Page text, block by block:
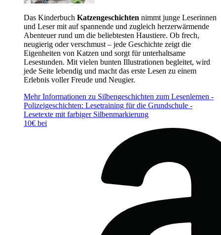
Das Kinderbuch Katzengeschichten nimmt junge Leserinnen
und Leser mit auf spannende und zugleich herzerwärmende
Abenteuer rund um die beliebtesten Haustiere. Ob frech,
neugierig oder verschmust – jede Geschichte zeigt die
Eigenheiten von Katzen und sorgt für unterhaltsame
Lesestunden. Mit vielen bunten Illustrationen begleitet, wird
jede Seite lebendig und macht das erste Lesen zu einem
Erlebnis voller Freude und Neugier.
Mehr Informationen zu Silbengeschichten zum Lesenlernen -
Polizeigeschichten: Lesetraining für die Grundschule -
Lesetexte mit farbiger Silbenmarkierung
10€ bei